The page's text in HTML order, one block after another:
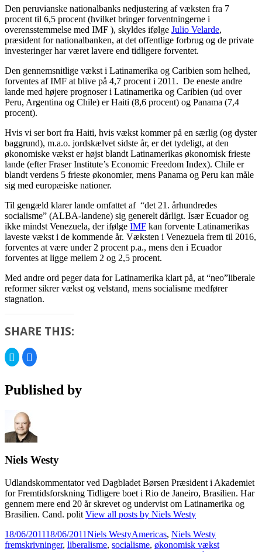
Den peruvianske nationalbanks nedjustering af væksten fra 7
procent til 6,5 procent (hvilket bringer forventningerne i
overensstemmelse med IMF ), skyldes ifølge Julio Velarde,
præsident for nationalbanken, at det offentlige forbrug og de private
investeringer har været lavere end tidligere forventet.
Den gennemsnitlige vækst i Latinamerika og Caribien som helhed,
forventes af IMF at blive på 4,7 procent i 2011. De eneste andre
lande med højere prognoser i Latinamerika og Caribien (ud over
Peru, Argentina og Chile) er Haiti (8,6 procent) og Panama (7,4
procent).
Hvis vi ser bort fra Haiti, hvis vækst kommer på en særlig (og dyster
baggrund), m.a.o. jordskælvet sidste år, er det tydeligt, at den
økonomiske vækst er højst blandt Latinamerikas økonomisk frieste
lande (efter Fraser Institute’s Economic Freedom Index). Chile er
blandt verdens 5 frieste økonomier, mens Panama og Peru kan måle
sig med europæiske nationer.
Til gengæld klarer lande omfattet af “det 21. århundredes
socialisme” (ALBA-landene) sig generelt dårligt. Især Ecuador og
ikke mindst Venezuela, der ifølge IMF kan forvente Latinamerikas
laveste vækst i de kommende år. Væksten i Venezuela frem til 2016,
forventes at være under 2 procent p.a., mens den i Ecuador
forventes at ligge mellem 2 og 2,5 procent.
Med andre ord peger data for Latinamerika klart på, at “neo”liberale
reformer sikrer vækst og velstand, mens socialisme medfører
stagnation.
SHARE THIS:
Click
to
share
Twitter
(Opens
in
window)
Click
to
Facebook
(Opens
in
Published by
Niels Westy
Udlandskommentator ved Dagbladet Børsen Præsident i Akademiet
for Fremtidsforskning Tidligere boet i Rio de Janeiro, Brasilien. Har
gennem mere end 20 år skrevet og undervist om Latinamerika og
Brasilien. Cand. polit View all posts by Niels Westy
Posted
on
18/06/201118/06/2011Author
Niels WestyCategories
Americas, Niels WestyTags
fremskrivninger, liberalisme, socialisme, økonomisk vækst